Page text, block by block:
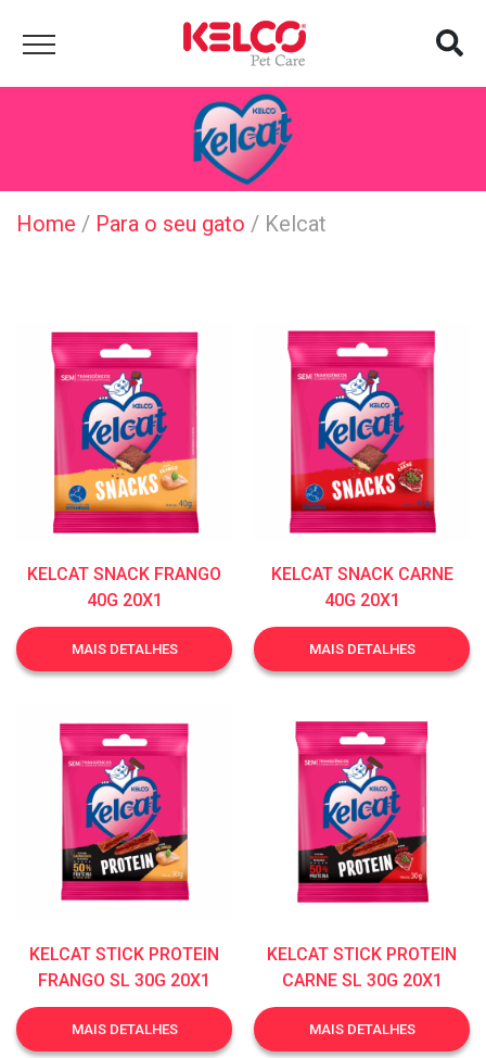
Home / Para o seu gato / Kelcat
KELCAT SNACK FRANGO
40G 20X1
MAIS DETALHES
KELCAT SNACK CARNE
40G 20X1
MAIS DETALHES
KELCAT STICK PROTEIN
FRANGO SL 30G 20X1
MAIS DETALHES
KELCAT STICK PROTEIN
CARNE SL 30G 20X1
MAIS DETALHES